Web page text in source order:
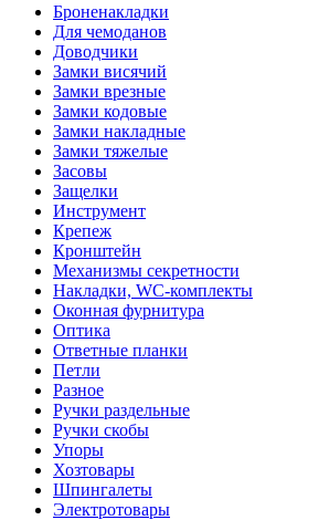
Броненакладки
Для чемоданов
Доводчики
Замки висячий
Замки врезные
Замки кодовые
Замки накладные
Замки тяжелые
Засовы
Защелки
Инструмент
Крепеж
Кронштейн
Механизмы секретности
Накладки, WC-комплекты
Оконная фурнитура
Оптика
Ответные планки
Петли
Разное
Ручки раздельные
Ручки скобы
Упоры
Хозтовары
Шпингалеты
Электротовары